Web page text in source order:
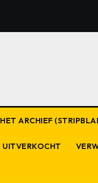
HET ARCHIEF
UITVERKOCHT